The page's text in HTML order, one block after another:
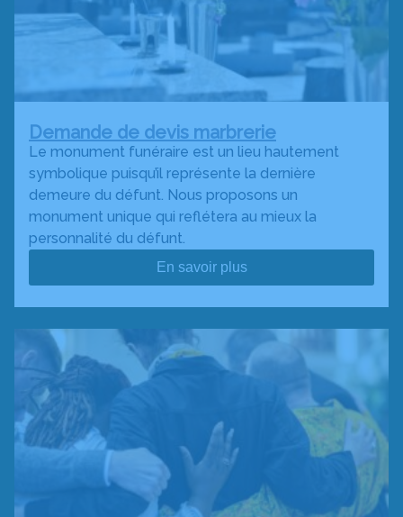
Demande de devis marbrerie
Le monument funéraire est un lieu hautement
symbolique puisqu’il représente la dernière
demeure du défunt. Nous proposons un
monument unique qui reflétera au mieux la
personnalité du défunt.
En savoir plus